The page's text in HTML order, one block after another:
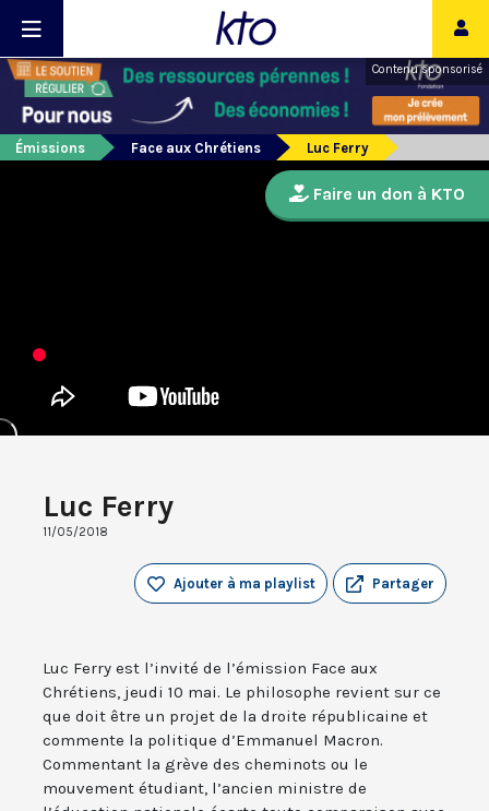
Contenu sponsorisé
Émissions Face aux Chrétiens Luc Ferry
Luc Ferry
11/05/2018
Partager
Ajouter à ma playlist
Luc Ferry est l’invité de l’émission Face aux
Chrétiens, jeudi 10 mai. Le philosophe revient sur ce
que doit être un projet de la droite républicaine et
commente la politique d’Emmanuel Macron.
Commentant la grève des cheminots ou le
mouvement étudiant, l’ancien ministre de
Faire un don à KTO